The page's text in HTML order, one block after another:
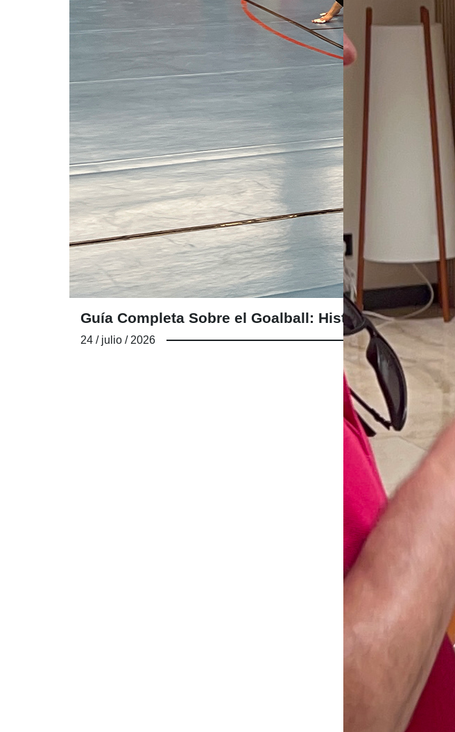
Guía Completa Sobre el Goalball: Historia, Reglas y
24 / julio / 2026